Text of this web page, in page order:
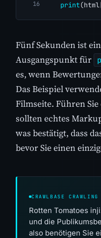
print
Fünf Sekunden ist
Ausgangspunkt für
es, wenn
Das Beispiel
Filmseite. Führen
sollten echtes
was bestätigt, dass
bevor Sie einen
CRAWLBASE
Rotten Tomatoes
und die
also benötigen Sie